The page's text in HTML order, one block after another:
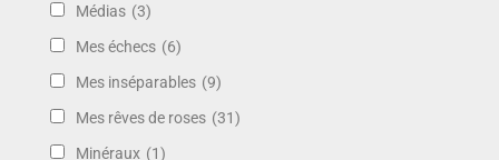
Médias (3)
Mes échecs (6)
Mes inséparables (9)
Mes rêves de roses (31)
Minéraux (1)